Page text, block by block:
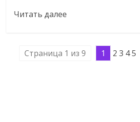
Читать далее
Страница 1 из 9 1 2 3 4 5